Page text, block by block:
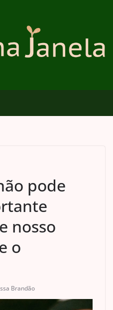
pode
nosso
o
Brandão